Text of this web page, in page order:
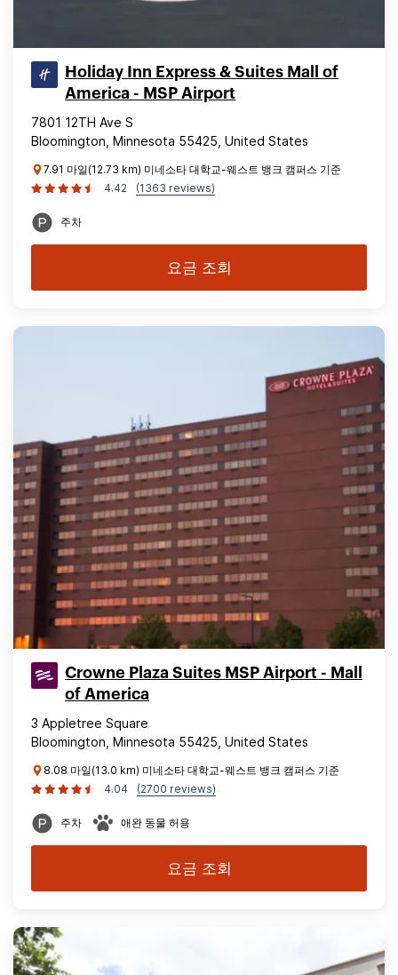
Holiday Inn Express & Suites Mall of
America - MSP Airport
7801 12TH Ave S
Bloomington, Minnesota 55425, United States
7.91 마일(12.73 km) 미네소타 대학교-웨스트 뱅크 캠퍼스 기준
4.42
(1363 reviews)
주차
요금 조회
Crowne Plaza Suites MSP Airport - Mall
of America
3 Appletree Square
Bloomington, Minnesota 55425, United States
8.08 마일(13.0 km) 미네소타 대학교-웨스트 뱅크 캠퍼스 기준
4.04
(2700 reviews)
주차 애완 동물 허용
요금 조회